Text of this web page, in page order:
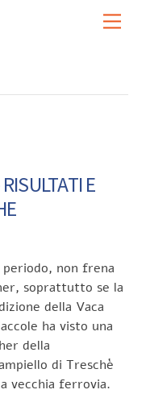
E
non frena
soprattutto se la
della Vaca
ha visto una
della
di Treschè
vecchia ferrovia.